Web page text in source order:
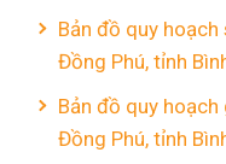
Bản đồ quy hoạch
Đồng Phú, tỉnh
Bản đồ quy hoạch
Đồng Phú, tỉnh